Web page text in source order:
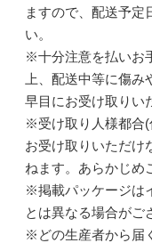
ますので、配送予定
い。
※十分注意を払いお
上、配送中等に傷
早目にお受け取りい
※受け取り人様都合(
お受け取りいただけ
ねます。あらかじめ
※掲載パッケージは
とは異なる場合がご
※どの生産者から届